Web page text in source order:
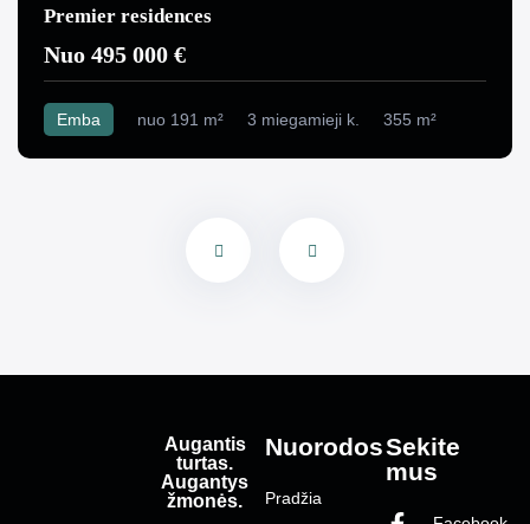
Premier residences
Nuo 495 000 €
Emba nuo 191 m² 3 miegamieji k. 355 m²
Nuorodos
Pradžia
Sekite
mus
Augantis
turtas.
Augantys
žmonės.